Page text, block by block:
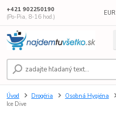
EUR
+421 902250190
(Po-Pia, 8-16 hod.)
Úvod Drogéria Osobná Hygiéna
Ice Dive